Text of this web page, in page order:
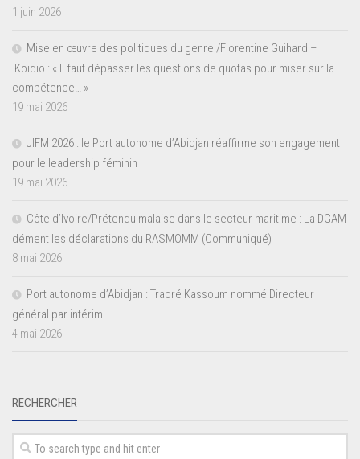
1 juin 2026
Mise en œuvre des politiques du genre /Florentine Guihard –
Koidio : « Il faut dépasser les questions de quotas pour miser sur la
compétence… »
19 mai 2026
JIFM 2026 : le Port autonome d’Abidjan réaffirme son engagement
pour le leadership féminin
19 mai 2026
Côte d’Ivoire/Prétendu malaise dans le secteur maritime : La DGAM
dément les déclarations du RASMOMM (Communiqué)
8 mai 2026
Port autonome d’Abidjan : Traoré Kassoum nommé Directeur
général par intérim
4 mai 2026
RECHERCHER